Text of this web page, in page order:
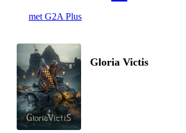
met G2A Plus
Gloria Victis